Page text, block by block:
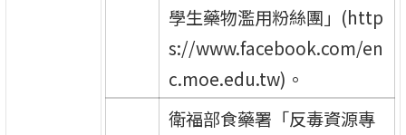
學生藥物濫用粉絲團」(http
s://www.facebook.com/en
c.moe.edu.tw)。
衛福部食藥署「反毒資源專